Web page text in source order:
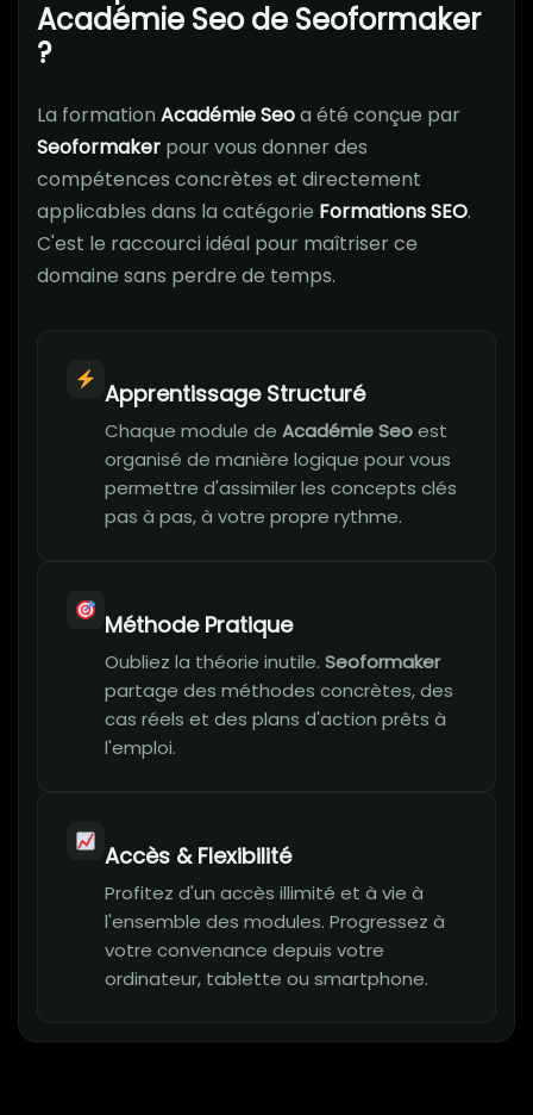
Académie Seo de Seoformaker
?
La formation Académie Seoa été conçue par
Seoformaker pour vous donner des
compétences concrètes et directement
applicables dans la catégorie Formations SEO.
C'est le raccourci idéal pour maîtriser ce
domaine sans perdre de temps.
Apprentissage Structuré
Chaque module de Académie Seoest
organisé de manière logique pour vous
permettre d'assimiler les concepts clés
pas à pas, à votre propre rythme.
Méthode Pratique
Oubliez la théorie inutile. Seoformaker
partage des méthodes concrètes, des
cas réels et des plans d'action prêts à
l'emploi.
Accès & Flexibilité
Profitez d'un accès illimité et à vie à
l'ensemble des modules. Progressez à
votre convenance depuis votre
ordinateur, tablette ou smartphone.